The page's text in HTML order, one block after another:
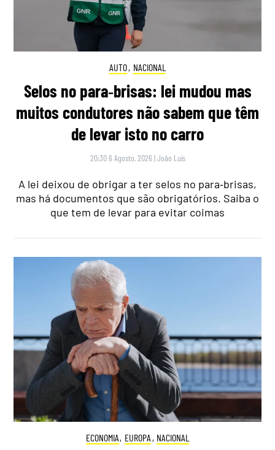
AUTO, NACIONAL
Selos no para‑brisas: lei mudou mas
muitos condutores não sabem que têm
de levar isto no carro
20:30 6 Agosto, 2026 |João Luís
A lei deixou de obrigar a ter selos no para‑brisas,
mas há documentos que são obrigatórios. Saiba o
que tem de levar para evitar coimas
ECONOMIA, EUROPA , NACIONAL